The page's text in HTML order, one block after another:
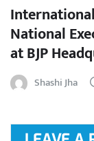
National
at BJP
Shashi Jha